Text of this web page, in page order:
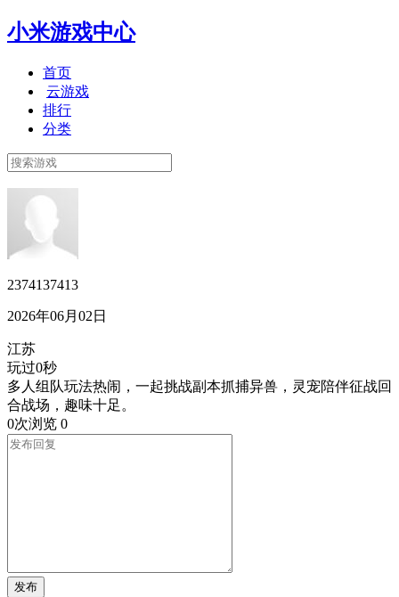
小米游戏中心
首页
云游戏
排行
分类
2374137413
2026年06月02日
江苏
玩过0秒
多人组队玩法热闹，一起挑战副本抓捕异兽，灵宠陪伴征战回
合战场，趣味十足。
0次浏览 0
发布